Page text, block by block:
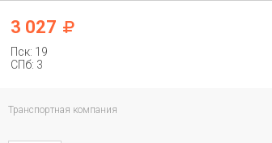
3 027
Пск: 19
СПб: 3
Транспортная компания